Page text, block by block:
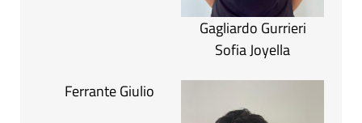
Gagliardo Gurrieri
Sofia Joyella
Ferrante Giulio